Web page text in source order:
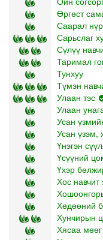
Өргөст
Саарал
Сарьслаг
Сүлүү
Таримал
Тунхуу
Түмэн
Улаан тэс
Улаан
Усан
Усан үзэм,
Үнэгэн
Үсүүний
Үхэр
Хос навчит
Хөдөөний
Хунчирын
Хясаа мөөг